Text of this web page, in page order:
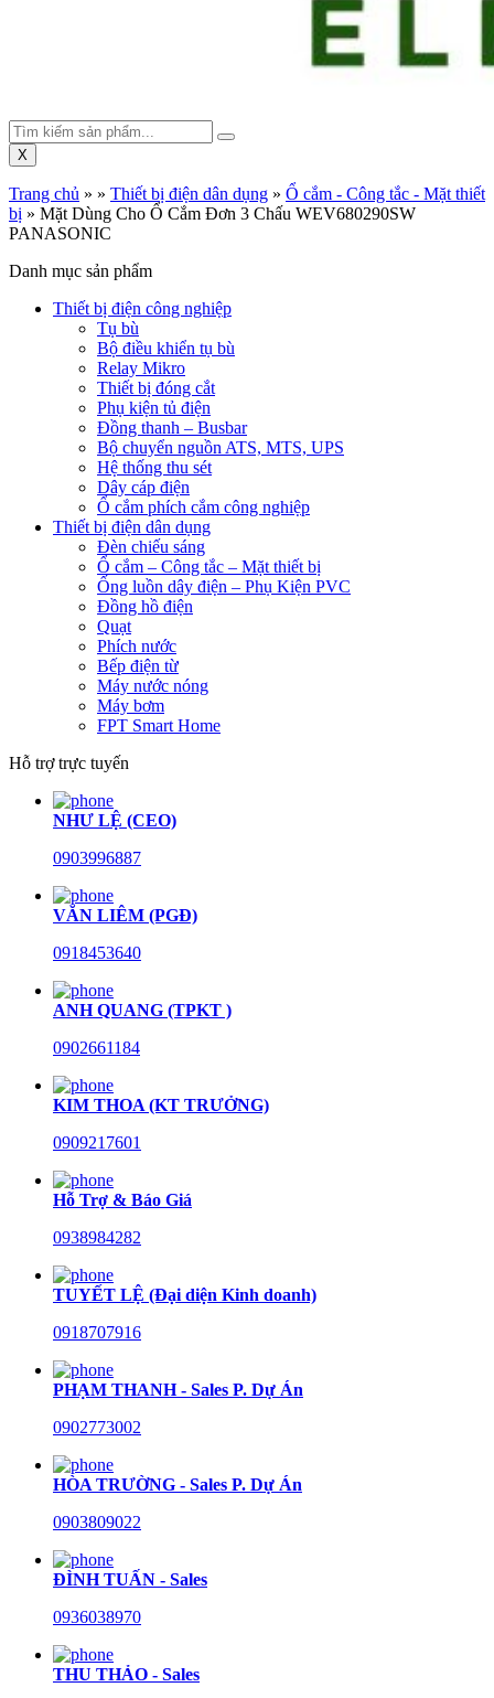
X
Trang chủ » » Thiết bị điện dân dụng » Ổ cắm - Công tắc - Mặt thiết
bị » Mặt Dùng Cho Ổ Cắm Đơn 3 Chấu WEV680290SW
PANASONIC
Danh mục sản phẩm
Thiết bị điện công nghiệp
Tụ bù
Bộ điều khiển tụ bù
Relay Mikro
Thiết bị đóng cắt
Phụ kiện tủ điện
Đồng thanh – Busbar
Bộ chuyển nguồn ATS, MTS, UPS
Hệ thống thu sét
Dây cáp điện
Ổ cắm phích cắm công nghiệp
Thiết bị điện dân dụng
Đèn chiếu sáng
Ổ cắm – Công tắc – Mặt thiết bị
Ống luồn dây điện – Phụ Kiện PVC
Đồng hồ điện
Quạt
Phích nước
Bếp điện từ
Máy nước nóng
Máy bơm
FPT Smart Home
Hỗ trợ trực tuyến
NHƯ LỆ (CEO)
0903996887
VĂN LIÊM (PGĐ)
0918453640
ANH QUANG (TPKT )
0902661184
KIM THOA (KT TRƯỞNG)
0909217601
Hỗ Trợ & Báo Giá
0938984282
TUYẾT LỆ (Đại diện Kinh doanh)
0918707916
PHẠM THANH - Sales P. Dự Án
0902773002
HÒA TRƯỜNG - Sales P. Dự Án
0903809022
ĐÌNH TUẤN - Sales
0936038970
THU THẢO - Sales